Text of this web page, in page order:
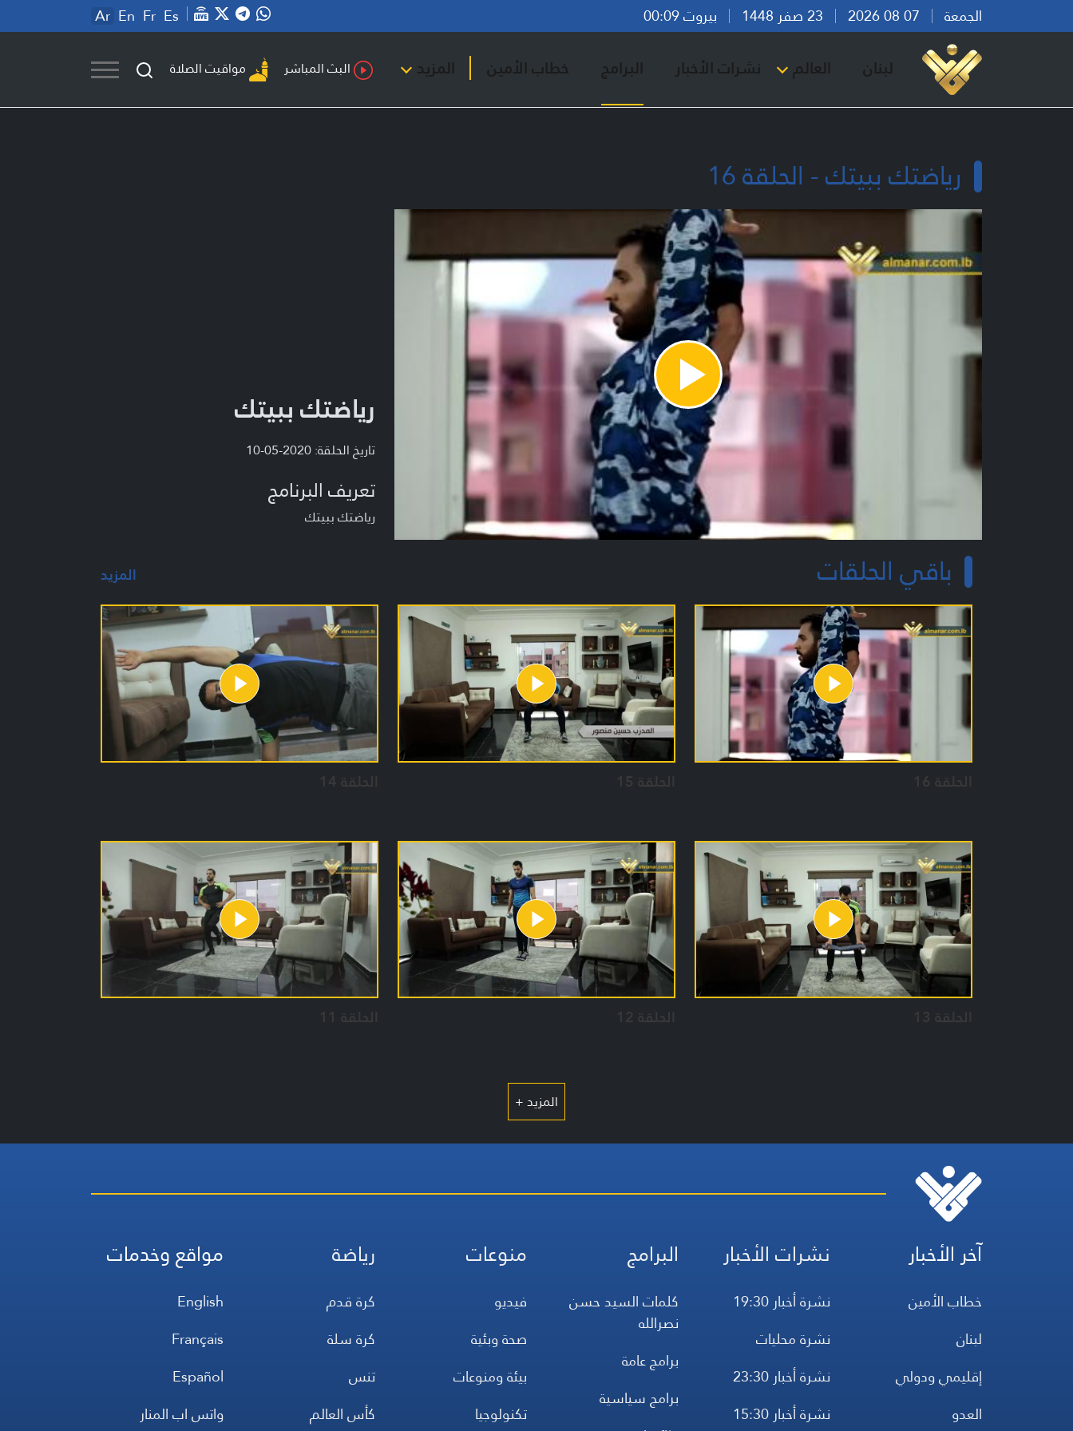
الجمعة بيروت 00:09 Ar En Fr Es
لبنان العالم نشرات الأخبار البرامج خطاب الأمين المزيد البث المباشر مواقيت الصلاة
رياضتك ببيتك - الحلقة 16
Play
Video
رياضتك ببيتك
تاريخ الحلقة: 2020-05-10
تعريف البرنامج
رياضتك ببيتك
باقي الحلقات المزيد
الحلقة 16 الحلقة 15 الحلقة 14
الحلقة 13 الحلقة 12 الحلقة 11
المزيد +
آخر الأخبار
خطاب الأمين
لبنان
إقليمي ودولي
العدو
نشرات الأخبار
نشرة أخبار 19:30
نشرة محليات
نشرة أخبار 23:30
نشرة أخبار 15:30
البرامج
كلمات السيد حسن
نصرالله
برامج عامة
برامج سياسية
منوعات
فيديو
صحة وبئية
بيئة ومنوعات
تكنولوجيا
رياضة
كرة قدم
كرة سلة
تنس
كأس العالم
مواقع وخدمات
English
Français
Español
واتس اب المنار